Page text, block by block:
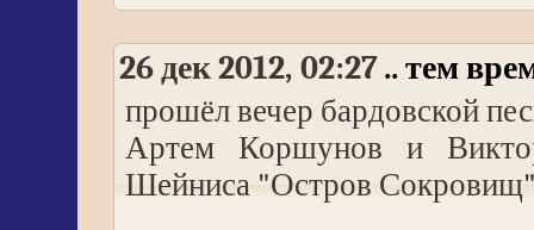
26 дек 2012, 02:27.. тем
прошёл вечер бардовской
Артем Коршунов и
Шейниса "Остров